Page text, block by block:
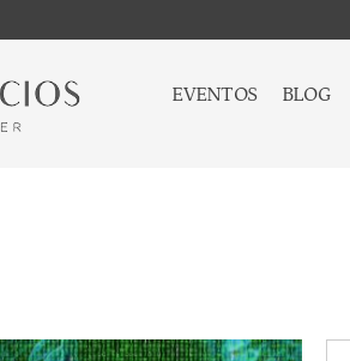
EVENTOS BLOG